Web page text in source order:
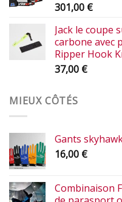
301,00 €
Jack le coupe
carbone avec
Ripper Hook
37,00 €
MIEUX CÔTÉS
Gants
16,00 €
Combinaison